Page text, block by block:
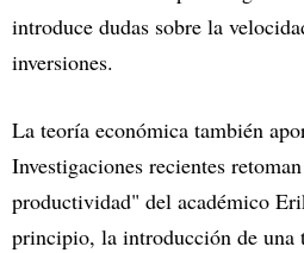
introduce dudas sobre la
inversiones.
La teoría económica también
Investigaciones recientes
productividad" del académico
principio, la introducción de una